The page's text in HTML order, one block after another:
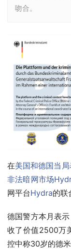
吻合。
在美国和德国当
非法暗网市场
网平台Hydra的联
德国警方本月表
收了价值2500万
控中称30岁的德